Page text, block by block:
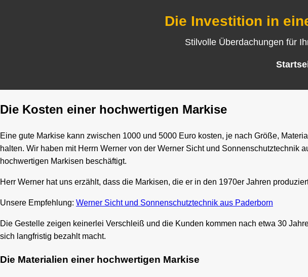
Die Investition in
Stilvolle Überdachungen für
Die Kosten einer hochwertigen Markise
Eine gute Markise kann zwischen 1000 und 5000 Euro kosten, je nach Größe,
halten. Wir haben mit Herrn Werner von der Werner Sicht und
hochwertigen Markisen beschäftigt.
Herr Werner hat uns erzählt, dass die Markisen, die er in den 1970er Jahren
Unsere Empfehlung: Werner Sicht und Sonnenschutztechnik aus Paderborn
Die Gestelle zeigen keinerlei Verschleiß und die Kunden kommen nach etwa 30
sich langfristig bezahlt macht.
Die Materialien einer hochwertigen Markise